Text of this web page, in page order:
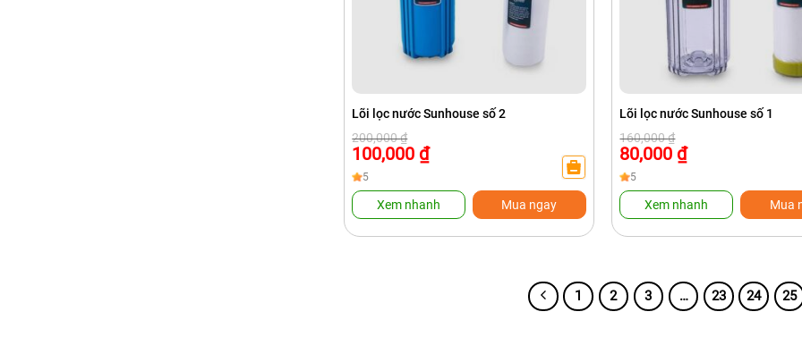
Lõi lọc nước Sunhouse số 2
200,000₫
Giá
gốc
là:
200,000 ₫.
100,000 ₫
Giá
hiện
tại
là:
100,000 ₫.
5
Xem nhanh Mua ngay
Lõi lọc nước Sunhouse số 1
160,000₫
Giá
gốc
là:
160,000 ₫.
80,000 ₫
Giá
hiện
tại
là:
80,000 ₫.
5
Xem nhanh Mua
1 2 3 … 23 24 25